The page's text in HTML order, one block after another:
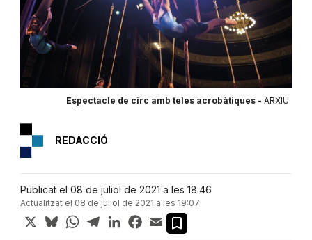
Espectacle de circ amb teles acrobàtiques - ARXIU
REDACCIÓ
Publicat el 08 de juliol de 2021 a les 18:46
Actualitzat el 08 de juliol de 2021 a les 19:07
X BlueskyWhatsApp
TelegramLinkedInFacebook
Email